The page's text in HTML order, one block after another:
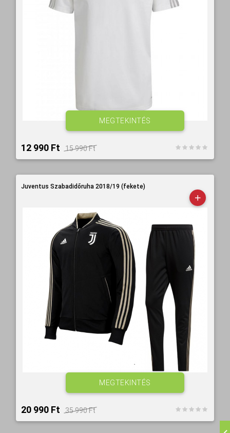
12 990 Ft‎ 15 990 Ft‎
MEGTEKINTÉS
Juventus Szabadidőruha 2018/19 (fekete)
20 990 Ft‎ 35 990 Ft‎
MEGTEKINTÉS